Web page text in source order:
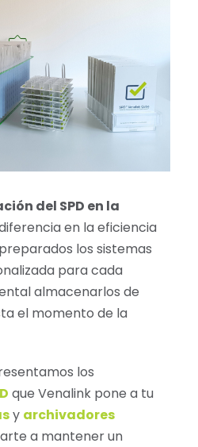
del SPD en la
en la eficiencia
los sistemas
para cada
almacenarlos de
el momento de la
los
que Venalink pone a tu
y archivadores
a mantener un